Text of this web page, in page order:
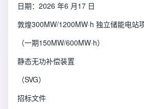
日期：2026 年6 月17 日
敦煌300MW/1200MW·h 独立储能电站
（一期150MW/600MW·h）
静态无功补偿装置
（SVG）
招标文件